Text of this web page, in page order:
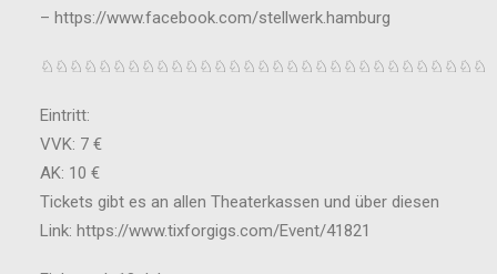
– https://www.facebook.com/stellwerk.hamburg
♘♘♘♘♘♘♘♘♘♘♘♘♘♘♘♘♘♘♘♘♘♘♘♘♘♘♘♘♘♘♘
Eintritt:
VVK: 7 €
AK: 10 €
Tickets gibt es an allen Theaterkassen und über diesen
Link: https://www.tixforgigs.com/Event/41821